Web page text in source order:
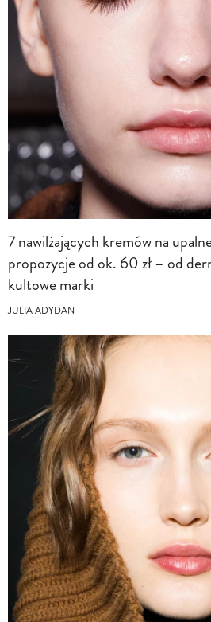
7 nawilżających kremów na
propozycje od ok. 60 zł – od
kultowe marki
JULIA ADYDAN